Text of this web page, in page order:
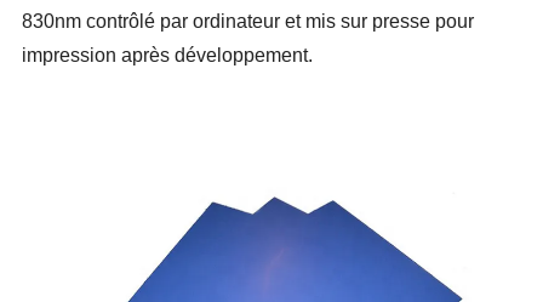
830nm contrôlé par ordinateur et mis sur presse pour
impression après développement.